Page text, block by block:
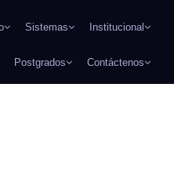
Sistemas Institucional
Postgrados Contáctenos